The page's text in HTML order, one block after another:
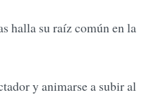
halla su raíz común en la
y animarse a subir al